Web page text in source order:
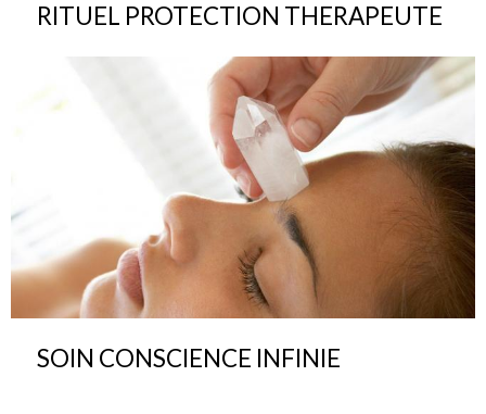
RITUEL PROTECTION THERAPEUTE
SOIN CONSCIENCE INFINIE